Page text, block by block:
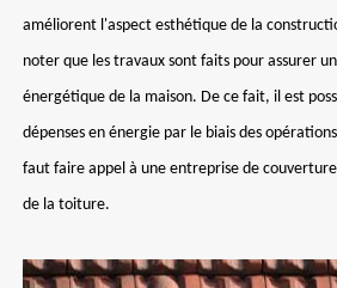
améliorent l'aspect esthétique de la
noter que les travaux sont faits pour assurer
énergétique de la maison. De ce fait, il est
dépenses en énergie par le biais des
faut faire appel à une entreprise de
de la toiture.